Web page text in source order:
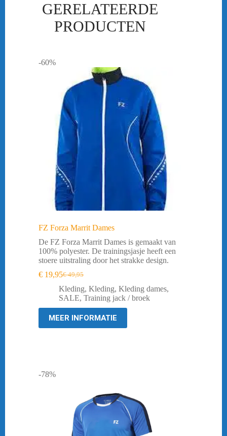
GERELATEERDE
PRODUCTEN
-60%
FZ Forza Marrit Dames
De FZ Forza Marrit Dames is gemaakt van
100% polyester. De trainingsjasje heeft een
stoere uitstraling door het strakke design.
€49,95
Oorspronkelijke
prijs
was:
€ 49,95.
€ 19,95Huidige
prijs
is:
€ 19,95.
Kleding, Kleding, Kleding dames,
SALE, Training jack / broek
MEER INFORMATIE
-78%